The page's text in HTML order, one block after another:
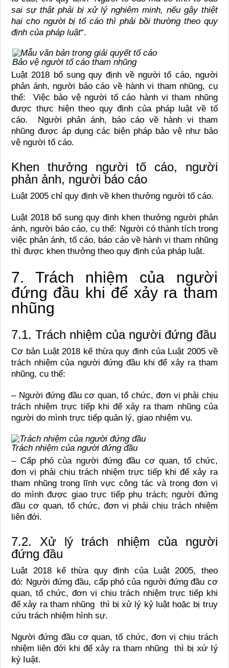
sai sự thật phải bị xử lý nghiêm minh, nếu gây thiệt
hại cho người bị tố cáo thì phải bồi thường theo quy
định của pháp luật“.
Bảo vệ người tố cáo tham nhũng
Luật 2018 bổ sung quy định về người tố cáo, người
phản ánh, người báo cáo về hành vi tham nhũng, cụ
thể:
Việc bảo vệ người tố cáo hành vi tham nhũng
được thực hiện theo quy định của pháp luật về tố
cáo.
Người phản ánh, báo cáo về hành vi tham
nhũng được áp dụng các biện pháp bảo vệ như bảo
vệ người tố cáo.
Khen thưởng người tố cáo, người
phản ảnh, người báo cáo
Luật 2005 chỉ quy định về khen thưởng người tố cáo.
Luật 2018 bổ sung quy định khen thưởng người phản
ánh, người báo cáo, cụ thể: Người có thành tích trong
việc phản ánh, tố cáo, báo cáo về hành vi tham nhũng
thì được khen thưởng theo quy định của pháp luật.
7. Trách nhiệm của người
đứng đầu khi để xảy ra tham
nhũng
7.1. Trách nhiệm của người đứng đầu
Cơ bản Luật 2018 kế thừa quy định của Luật 2005 về
trách nhiệm của người đứng đầu khi để xảy ra tham
nhũng, cụ thể:
– Người đứng đầu cơ quan, tổ chức, đơn vị phải chịu
trách nhiệm trực tiếp khi để xảy ra tham nhũng của
người do mình trực tiếp quản lý, giao nhiệm vụ.
Trách nhiệm của người đứng đầu
– Cấp phó của người đứng đầu cơ quan, tổ chức,
đơn vị phải chịu trách nhiệm trực tiếp khi để xảy ra
tham nhũng trong lĩnh vực công tác và trong đơn vị
do mình được giao trực tiếp phụ trách; người đứng
đầu cơ quan, tổ chức, đơn vị phải chịu trách nhiệm
liên đới.
7.2. Xử lý trách nhiệm của người
đứng đầu
Luật 2018 kế thừa quy định của Luật 2005, theo
đó: Người đứng đầu, cấp phó của người đứng đầu cơ
quan, tổ chức, đơn vị chịu trách nhiệm trực tiếp khi
để xảy ra tham nhũng thì bị xử lý kỷ luật hoặc bị truy
cứu trách nhiệm hình sự.
Người đứng đầu cơ quan, tổ chức, đơn vị chịu trách
nhiệm liên đới khi để xảy ra tham nhũng thì bị xử lý
kỷ luật.